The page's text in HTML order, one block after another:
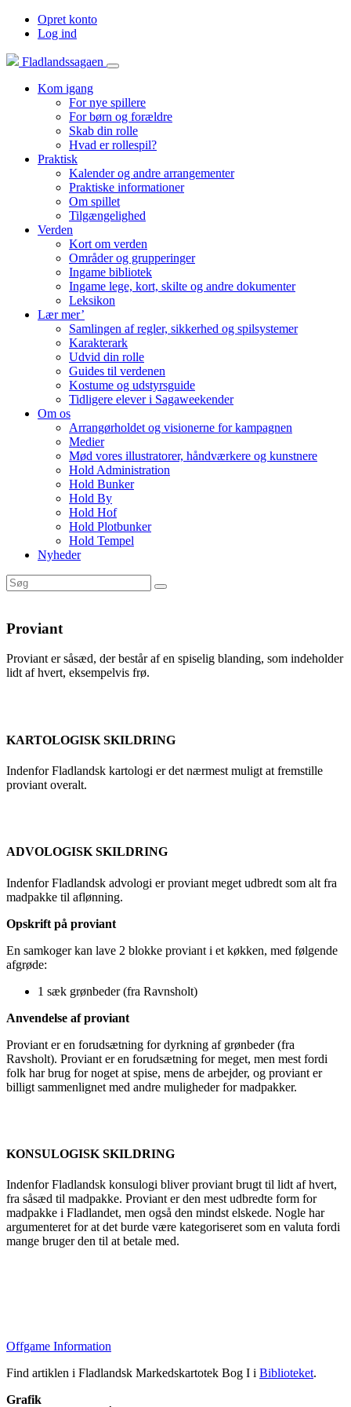
Opret konto
Log ind
Fladlandssagaen
Kom igang
For nye spillere
For børn og forældre
Skab din rolle
Hvad er rollespil?
Praktisk
Kalender og andre arrangementer
Praktiske informationer
Om spillet
Tilgængelighed
Verden
Kort om verden
Områder og grupperinger
Ingame bibliotek
Ingame lege, kort, skilte og andre dokumenter
Leksikon
Lær mer’
Samlingen af regler, sikkerhed og spilsystemer
Karakterark
Udvid din rolle
Guides til verdenen
Kostume og udstyrsguide
Tidligere elever i Sagaweekender
Om os
Arrangørholdet og visionerne for kampagnen
Medier
Mød vores illustratorer, håndværkere og kunstnere
Hold Administration
Hold Bunker
Hold By
Hold Hof
Hold Plotbunker
Hold Tempel
Nyheder
Proviant
Proviant er såsæd, der består af en spiselig blanding, som indeholder
lidt af hvert, eksempelvis frø.
KARTOLOGISK SKILDRING
Indenfor Fladlandsk kartologi er det nærmest muligt at fremstille
proviant overalt.
ADVOLOGISK SKILDRING
Indenfor Fladlandsk advologi er proviant meget udbredt som alt fra
madpakke til aflønning.
Opskrift på proviant
En samkoger kan lave 2 blokke proviant i et køkken, med følgende
afgrøde:
1 sæk grønbeder (fra Ravnsholt)
Anvendelse af proviant
Proviant er en forudsætning for dyrkning af grønbeder (fra
Ravsholt). Proviant er en forudsætning for meget, men mest fordi
folk har brug for noget at spise, mens de arbejder, og proviant er
billigt sammenlignet med andre muligheder for madpakker.
KONSULOGISK SKILDRING
Indenfor Fladlandsk konsulogi bliver proviant brugt til lidt af hvert,
fra såsæd til madpakke. Proviant er den mest udbredte form for
madpakke i Fladlandet, men også den mindst elskede. Nogle har
argumenteret for at det burde være kategoriseret som en valuta fordi
mange bruger den til at betale med.
Offgame Information
Find artiklen i Fladlandsk Markedskartotek Bog I i Biblioteket.
Grafik